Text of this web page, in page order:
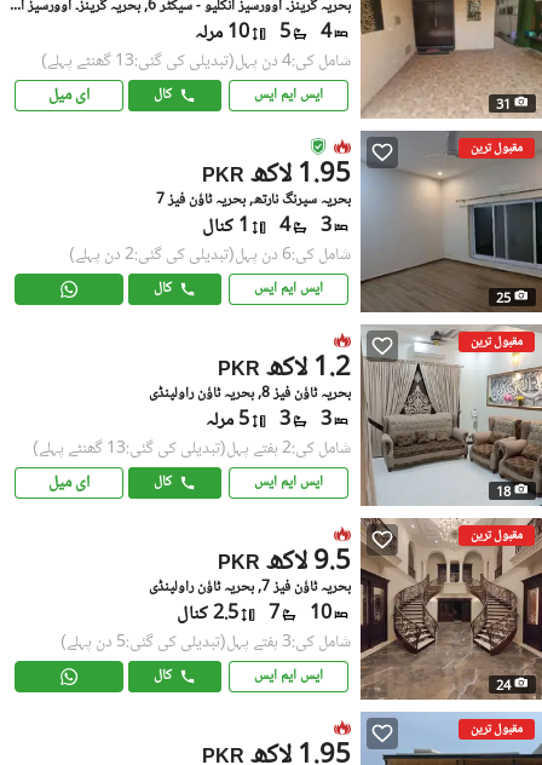
31
بحریہ گرینز۔ اوورسیز انکلیو - سیکٹر 6, بحریہ گرینز۔ اوورسیز انکلیو
4
5 10 مرلہ
شامل کی:4 دن پہل (تبدیلی کی گئی:13 گھنٹے پہلے)
ایس ایم ایس کال ای میل
مقبول ترین
25
PKR 1.95 لاکھ
بحریہ سپرنگ نارتھ, بحریہ ٹاؤن فیز 7
3
4 1 کنال
شامل کی:6 دن پہل (تبدیلی کی گئی:2 دن پہلے)
ایس ایم ایس کال
مقبول ترین
18
PKR 1.2 لاکھ
بحریہ ٹاؤن فیز 8, بحریہ ٹاؤن راولپنڈی
3
3 5 مرلہ
شامل کی:2 ہفتے پہل (تبدیلی کی گئی:13 گھنٹے پہلے)
ایس ایم ایس کال ای میل
مقبول ترین
24
PKR 9.5 لاکھ
بحریہ ٹاؤن فیز 7, بحریہ ٹاؤن راولپنڈی
10
7 2.5 کنال
شامل کی:3 ہفتے پہل (تبدیلی کی گئی:5 دن پہلے)
ایس ایم ایس کال
مقبول ترین